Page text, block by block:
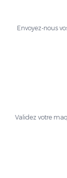
Envoyez-nous
Validez votre